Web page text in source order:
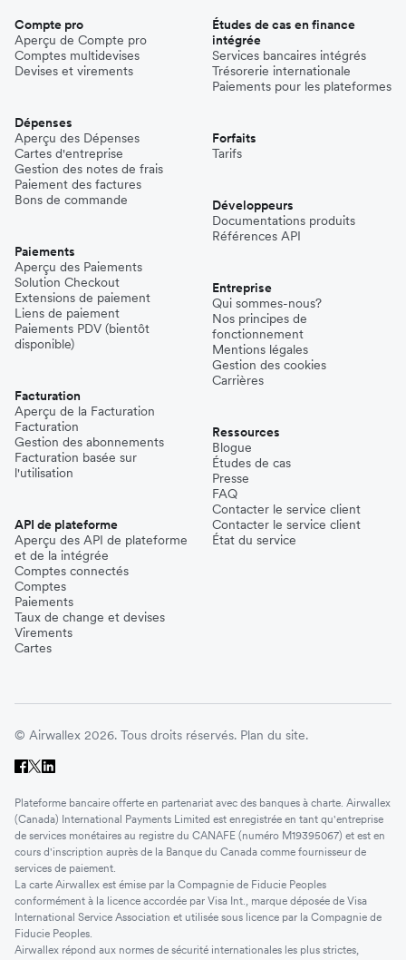
Compte pro
Aperçu de Compte pro
Comptes multidevises
Devises et virements
Dépenses
Aperçu des Dépenses
Cartes d'entreprise
Gestion des notes de frais
Paiement des factures
Bons de commande
Paiements
Aperçu des Paiements
Solution Checkout
Extensions de paiement
Liens de paiement
Paiements PDV (bientôt
disponible)
Facturation
Aperçu de la Facturation
Facturation
Gestion des abonnements
Facturation basée sur
l'utilisation
API de plateforme
Aperçu des API de plateforme
et de la intégrée
Comptes connectés
Comptes
Paiements
Taux de change et devises
Virements
Cartes
Études de cas en finance
intégrée
Services bancaires intégrés
Trésorerie internationale
Paiements pour les plateformes
Forfaits
Tarifs
Développeurs
Documentations produits
Références API
Entreprise
Qui sommes-nous?
Nos principes de
fonctionnement
Mentions légales
Gestion des cookies
Carrières
Ressources
Blogue
Études de cas
Presse
FAQ
Contacter le service client
Contacter le service client
État du service
© Airwallex 2026. Tous droits réservés. Plan du site.
Plateforme bancaire offerte en partenariat avec des banques à charte. Airwallex
(Canada) International Payments Limited est enregistrée en tant qu'entreprise
de services monétaires au registre du CANAFE (numéro M19395067) et est en
cours d'inscription auprès de la Banque du Canada comme fournisseur de
services de paiement.
La carte Airwallex est émise par la Compagnie de Fiducie Peoples
conformément à la licence accordée par Visa Int., marque déposée de Visa
International Service Association et utilisée sous licence par la Compagnie de
Fiducie Peoples.
Airwallex répond aux normes de sécurité internationales les plus strictes,